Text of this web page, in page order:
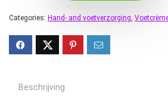
Categories: Hand- and voetverzorging,
Beschrijving